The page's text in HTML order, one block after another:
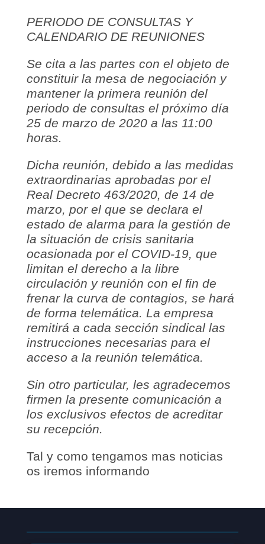
PERIODO DE CONSULTAS Y
CALENDARIO DE REUNIONES
Se cita a las partes con el objeto de
constituir la mesa de negociación y
mantener la primera reunión del
periodo de consultas el próximo día
25 de marzo de 2020 a las 11:00
horas.
Dicha reunión, debido a las medidas
extraordinarias aprobadas por el
Real Decreto 463/2020, de 14 de
marzo, por el que se declara el
estado de alarma para la gestión de
la situación de crisis sanitaria
ocasionada por el COVID-19, que
limitan el derecho a la libre
circulación y reunión con el fin de
frenar la curva de contagios, se hará
de forma telemática. La empresa
remitirá a cada sección sindical las
instrucciones necesarias para el
acceso a la reunión telemática.
Sin otro particular, les agradecemos
firmen la presente comunicación a
los exclusivos efectos de acreditar
su recepción.
Tal y como tengamos mas noticias
os iremos informando